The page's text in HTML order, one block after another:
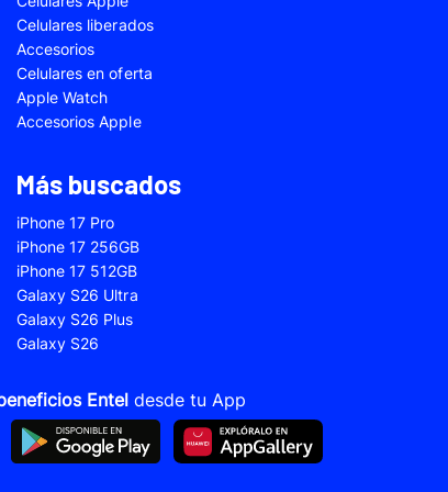
Samsung Galaxy A33
Samsung Galaxy A53
Samsung Galaxy S22
Samsung Galaxy S23 Ultra
VIVO Y28s
Xiaomi 12T
Xiaomi Redmi A1
Xiaomi Redmi 10A
Xiaomi Redmi 14C
Xiaomi Redmi Note 11
Xiaomi Redmi Note 13
Celulares liberados
Accesorios
Celulares en oferta
Apple Watch
Accesorios Apple
Más buscados
iPhone 17 Pro
iPhone 17 256GB
iPhone 17 512GB
Galaxy S26 Ultra
Galaxy S26 Plus
Galaxy S26
Enteldesde tu App